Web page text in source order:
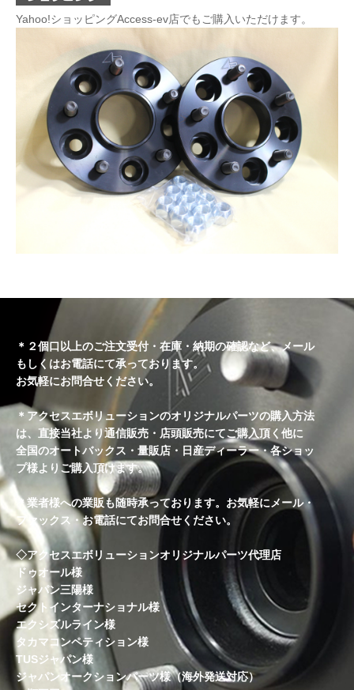
Yahoo!ショッピングAccess-ev店でもご購入いただけます。
＊２個口以上のご注文受付・在庫・納期の確認など、メール
もしくはお電話にて承っております。
お気軽にお問合せください。
＊アクセスエボリューションのオリジナルパーツの購入方法
は、直接当社より通信販売・店頭販売にてご購入頂く他に
全国のオートバックス・量販店・日産ディーラー・各ショッ
プ様よりご購入頂けます。
＊業者様への業販も随時承っております。お気軽にメール・
ファックス・お電話にてお問合せください。
◇アクセスエボリューションオリジナルパーツ代理店
ドゥオール様
ジャパン三陽様
セクトインターナショナル様
エクシズルライン様
タカマコンペティション様
TUSジャパン様
ジャパンオークションパーツ様（海外発送対応）